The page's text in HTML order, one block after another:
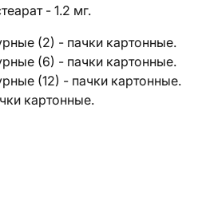
- 1.2 мг.
(2) - пачки картонные.
(6) - пачки картонные.
(12) - пачки картонные.
картонные.